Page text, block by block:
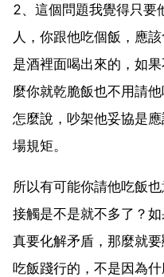
2、這個問題我覺得只要
人，你跟他吃個飯，應
是酒裡面喝出來的，如
麼你就乾脆飯也不用請
怎麼說，吵架他妥協是
場規矩。
所以有可能你請他吃飯
接觸是不是就不多了？
真要化解矛盾，那麼就
吃飯踐行的，不是因為